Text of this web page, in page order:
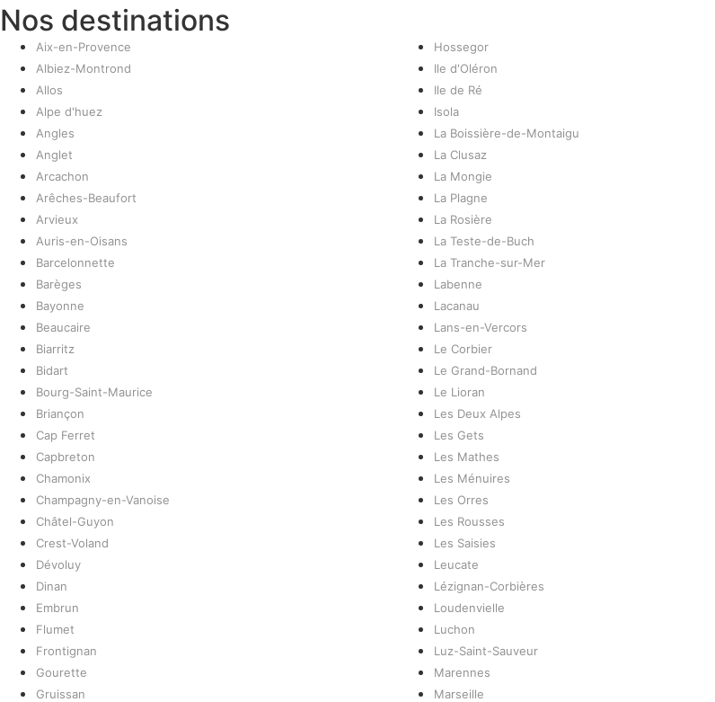
Nos destinations
Aix-en-Provence
Albiez-Montrond
Allos
Alpe d'huez
Angles
Anglet
Arcachon
Arêches-Beaufort
Arvieux
Auris-en-Oisans
Barcelonnette
Barèges
Bayonne
Beaucaire
Biarritz
Bidart
Bourg-Saint-Maurice
Briançon
Cap Ferret
Capbreton
Chamonix
Champagny-en-Vanoise
Châtel-Guyon
Crest-Voland
Dévoluy
Dinan
Embrun
Flumet
Frontignan
Gourette
Gruissan
Hossegor
Ile d'Oléron
Ile de Ré
Isola
La Boissière-de-Montaigu
La Clusaz
La Mongie
La Plagne
La Rosière
La Teste-de-Buch
La Tranche-sur-Mer
Labenne
Lacanau
Lans-en-Vercors
Le Corbier
Le Grand-Bornand
Le Lioran
Les Deux Alpes
Les Gets
Les Mathes
Les Ménuires
Les Orres
Les Rousses
Les Saisies
Leucate
Lézignan-Corbières
Loudenvielle
Luchon
Luz-Saint-Sauveur
Marennes
Marseille